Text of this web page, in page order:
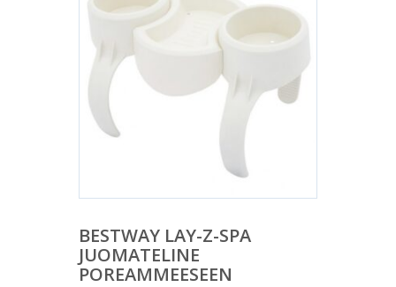
BESTWAY LAY-Z-SPA
JUOMATELINE
POREAMMEESEEN